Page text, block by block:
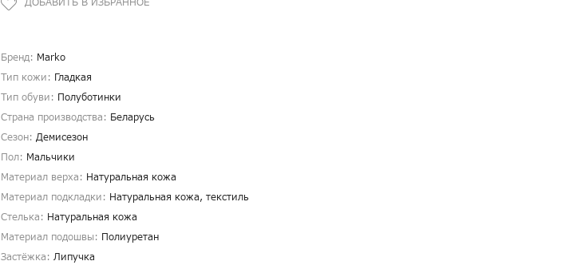
Бренд: Marko
Тип кожи: Гладкая
Тип обуви: Полуботинки
Страна производства: Беларусь
Сезон: Демисезон
Пол: Мальчики
Материал верха: Натуральная кожа
Материал подкладки: Натуральная кожа, текстиль
Стелька: Натуральная кожа
Материал подошвы: Полиуретан
Застёжка: Липучка